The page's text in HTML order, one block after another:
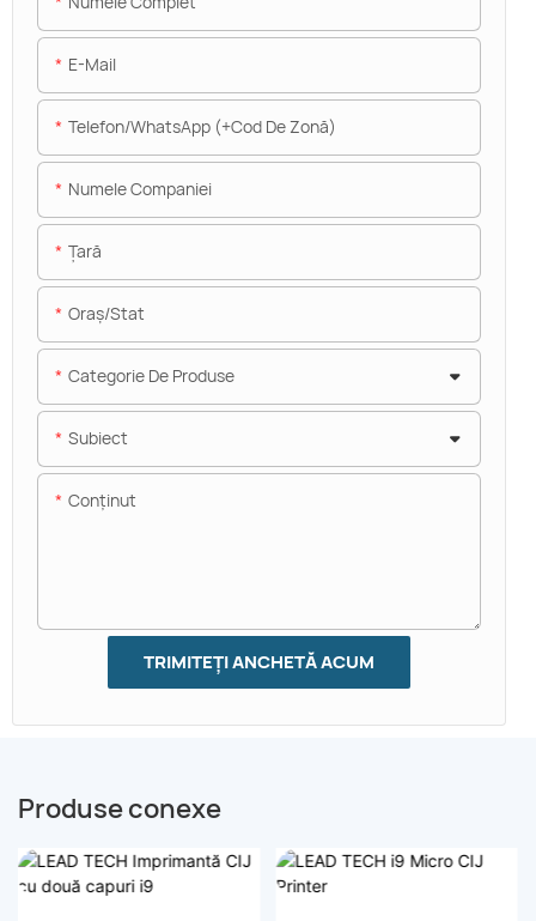
E-Mail
Telefon/WhatsApp (+Cod De Zonă)
Numele Companiei
Ţară
Oraș/stat
Categorie De Produse
Subiect
Conţinut
TRIMITEȚI ANCHETĂ ACUM
Produse conexe